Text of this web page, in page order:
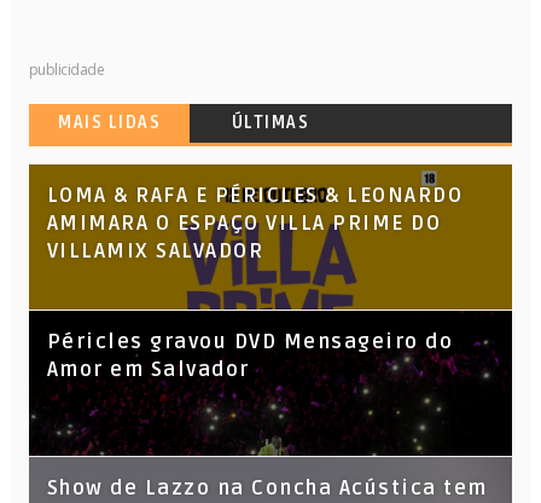
publicidade
MAIS LIDAS ÚLTIMAS
LOMA & RAFA E PÉRICLES & LEONARDO
AMIMARA O ESPAÇO VILLA PRIME DO
VILLAMIX SALVADOR
Péricles gravou DVD Mensageiro do
Amor em Salvador
Show de Lazzo na Concha Acústica tem